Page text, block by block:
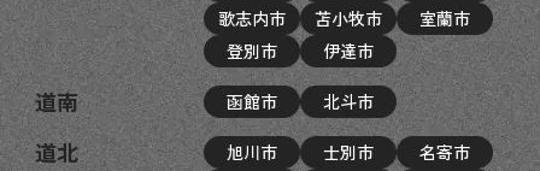
歌志内市
苫小牧市
室蘭市
登別市
伊達市
道南 函館市 北斗市
道北 旭川市 士別市
名寄市